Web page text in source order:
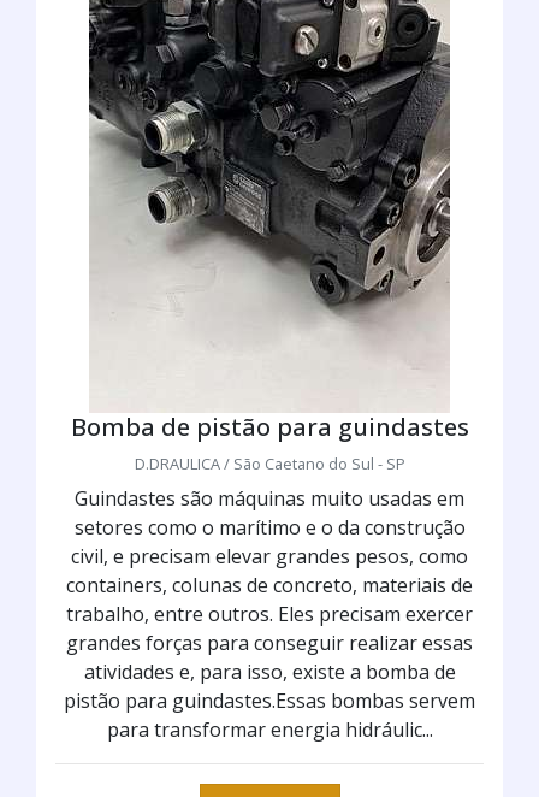
Bomba de pistão para guindastes
D.DRAULICA / São Caetano do Sul - SP
Guindastes são máquinas muito usadas em
setores como o marítimo e o da construção
civil, e precisam elevar grandes pesos, como
containers, colunas de concreto, materiais de
trabalho, entre outros. Eles precisam exercer
grandes forças para conseguir realizar essas
atividades e, para isso, existe a bomba de
pistão para guindastes.Essas bombas servem
para transformar energia hidráulic...